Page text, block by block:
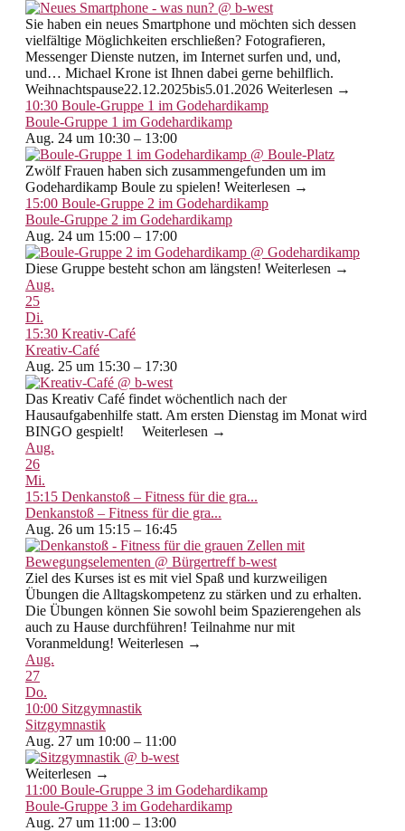
Sie haben ein neues Smartphone und möchten sich dessen
vielfältige Möglichkeiten erschließen? Fotografieren,
Messenger Dienste nutzen, im Internet surfen und, und,
und… Michael Krone ist Ihnen dabei gerne behilflich.
Weihnachtspause22.12.2025bis5.01.2026 Weiterlesen →
10:30 Boule-Gruppe 1 im Godehardikamp
Boule-Gruppe 1 im Godehardikamp
Aug. 24 um 10:30 – 13:00
Zwölf Frauen haben sich zusammengefunden um im
Godehardikamp Boule zu spielen! Weiterlesen →
15:00 Boule-Gruppe 2 im Godehardikamp
Boule-Gruppe 2 im Godehardikamp
Aug. 24 um 15:00 – 17:00
Diese Gruppe besteht schon am längsten! Weiterlesen →
Aug.
25
Di.
15:30 Kreativ-Café
Kreativ-Café
Aug. 25 um 15:30 – 17:30
Das Kreativ Café findet wöchentlich nach der
Hausaufgabenhilfe statt. Am ersten Dienstag im Monat wird
BINGO gespielt! Weiterlesen →
Aug.
26
Mi.
15:15 Denkanstoß – Fitness für die gra...
Denkanstoß – Fitness für die gra...
Aug. 26 um 15:15 – 16:45
Ziel des Kurses ist es mit viel Spaß und kurzweiligen
Übungen die Alltagskompetenz zu stärken und zu erhalten.
Die Übungen können Sie sowohl beim Spazierengehen als
auch zu Hause durchführen! Teilnahme nur mit
Voranmeldung! Weiterlesen →
Aug.
27
Do.
10:00 Sitzgymnastik
Sitzgymnastik
Aug. 27 um 10:00 – 11:00
Weiterlesen →
11:00 Boule-Gruppe 3 im Godehardikamp
Boule-Gruppe 3 im Godehardikamp
Aug. 27 um 11:00 – 13:00